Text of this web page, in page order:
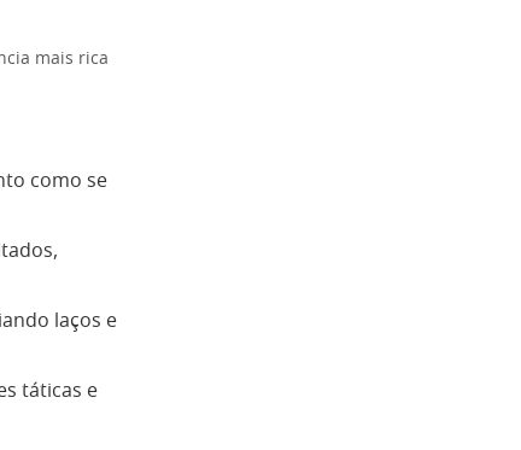
mais rica
como se
laços e
táticas e